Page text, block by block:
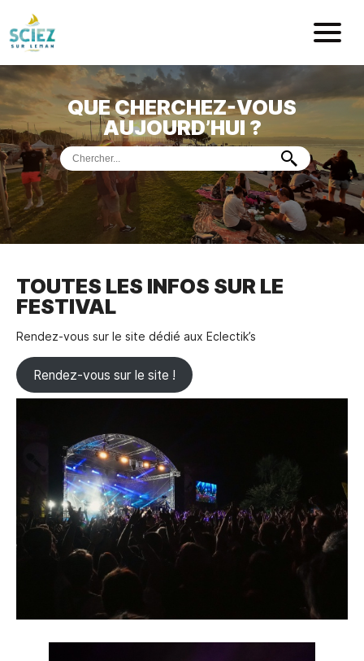
Mairie de
ACCUEIL
VOTREMAIRIE
VIEPRATIQUE
DÉMARCHES &SERVICES
PORTDE PLAISANCE
MUSÉEDE
QUE CHERCHEZ-VOUS
AUJOURD’HUI ?
TOUTES LES INFOS SUR LE
FESTIVAL
Rendez-vous sur le site dédié aux Eclectik’s
Rendez-vous sur le site !